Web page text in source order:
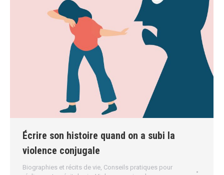
Écrire son histoire quand on a subi la
violence conjugale
Biographies et récits de vie, Conseils pratiques pour